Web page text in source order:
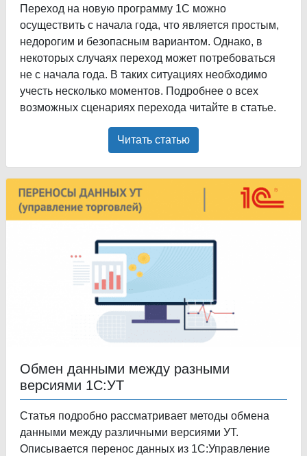
Переход на новую программу 1С можно
осуществить с начала года, что является простым,
недорогим и безопасным вариантом. Однако, в
некоторых случаях переход может потребоваться
не с начала года. В таких ситуациях необходимо
учесть несколько моментов. Подробнее о всех
возможных сценариях перехода читайте в статье.
Читать статью
Обмен данными между разными
версиями 1С:УТ
Статья подробно рассматривает методы обмена
данными между различными версиями УТ.
Описывается перенос данных из 1С:Управление